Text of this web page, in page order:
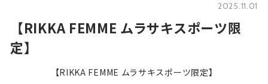
2025.11.01
【RIKKA FEMME ムラサキスポーツ限
定】
【RIKKA FEMME ムラサキスポーツ限定】